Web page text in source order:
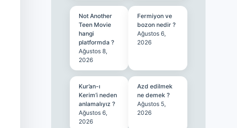
Not Another
Teen Movie
hangi
platformda ?
Ağustos 8,
2026
Fermiyon ve
bozon nedir ?
Ağustos 6,
2026
Kur’an-ı
Kerim’i neden
anlamalıyız ?
Ağustos 6,
2026
Azd edilmek
ne demek ?
Ağustos 5,
2026